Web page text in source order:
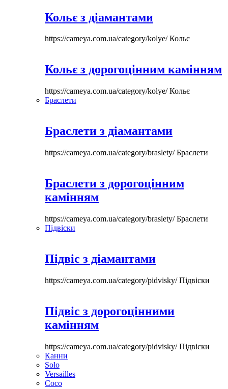
Кольє з діамантами
https://cameya.com.ua/category/kolye/Кольє
Кольє з дорогоцінним камінням
https://cameya.com.ua/category/kolye/Кольє
Браслети
Браслети з діамантами
https://cameya.com.ua/category/braslety/Браслети
Браслети з дорогоцінним
камінням
https://cameya.com.ua/category/braslety/Браслети
Підвіски
Підвіс з діамантами
https://cameya.com.ua/category/pidvisky/Підвіски
Підвіс з дорогоцінними
камінням
https://cameya.com.ua/category/pidvisky/Підвіски
Канни
Solo
Versailles
Coco